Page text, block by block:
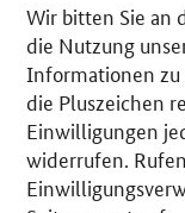
Wir bitten Sie an
die Nutzung
Informationen zu
die Pluszeichen
Einwilligungen
widerrufen.
der
abgestimmte PSS
Maschinenbauer neue
Vermietung einer
entsprechender
entwickelte
Branchen übertragen
Digitalisierungscheck
und interne Prozesse